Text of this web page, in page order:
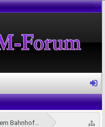
Bahnhofsviertel